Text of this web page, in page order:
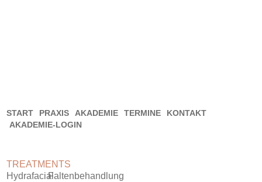
START PRAXIS AKADEMIE TERMINE
KONTAKT
AKADEMIE-LOGIN
TREATMENTS
HydrafacialFaltenbehandlung